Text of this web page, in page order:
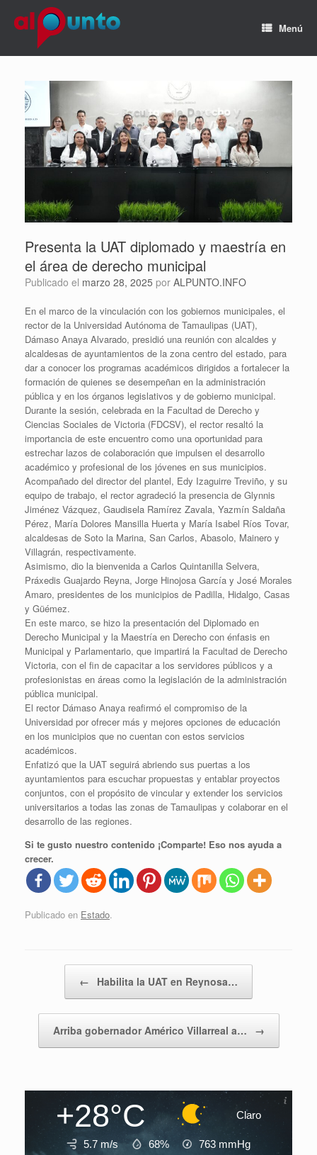
Menú
Presenta la UAT diplomado y maestría en
el área de derecho municipal
Publicado el marzo 28, 2025 por ALPUNTO.INFO
En el marco de la vinculación con los gobiernos municipales, el
rector de la Universidad Autónoma de Tamaulipas (UAT),
Dámaso Anaya Alvarado, presidió una reunión con alcaldes y
alcaldesas de ayuntamientos de la zona centro del estado, para
dar a conocer los programas académicos dirigidos a fortalecer la
formación de quienes se desempeñan en la administración
pública y en los órganos legislativos y de gobierno municipal.
Durante la sesión, celebrada en la Facultad de Derecho y
Ciencias Sociales de Victoria (FDCSV), el rector resaltó la
importancia de este encuentro como una oportunidad para
estrechar lazos de colaboración que impulsen el desarrollo
académico y profesional de los jóvenes en sus municipios.
Acompañado del director del plantel, Edy Izaguirre Treviño, y su
equipo de trabajo, el rector agradeció la presencia de Glynnis
Jiménez Vázquez, Gaudisela Ramírez Zavala, Yazmín Saldaña
Pérez, María Dolores Mansilla Huerta y María Isabel Ríos Tovar,
alcaldesas de Soto la Marina, San Carlos, Abasolo, Mainero y
Villagrán, respectivamente.
Asimismo, dio la bienvenida a Carlos Quintanilla Selvera,
Práxedis Guajardo Reyna, Jorge Hinojosa García y José Morales
Amaro, presidentes de los municipios de Padilla, Hidalgo, Casas
y Güémez.
En este marco, se hizo la presentación del Diplomado en
Derecho Municipal y la Maestría en Derecho con énfasis en
Municipal y Parlamentario, que impartirá la Facultad de Derecho
Victoria, con el fin de capacitar a los servidores públicos y a
profesionistas en áreas como la legislación de la administración
pública municipal.
El rector Dámaso Anaya reafirmó el compromiso de la
Universidad por ofrecer más y mejores opciones de educación
en los municipios que no cuentan con estos servicios
académicos.
Enfatizó que la UAT seguirá abriendo sus puertas a los
ayuntamientos para escuchar propuestas y entablar proyectos
conjuntos, con el propósito de vincular y extender los servicios
universitarios a todas las zonas de Tamaulipas y colaborar en el
desarrollo de las regiones.
Si te gusto nuestro contenido ¡Comparte! Eso nos ayuda a
crecer.
Publicado en Estado.
← Habilita la UAT en Reynosa…
Arriba gobernador Américo Villarreal a… →
+28°C Claro
5.7 m/s 68% 763 mmHg